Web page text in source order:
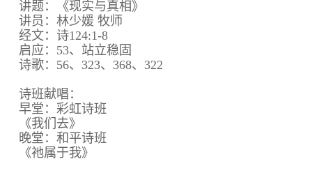
讲题：《现实与真相》
讲员：林少媛 牧师
经文：诗124:1-8
启应：53、站立稳固
诗歌：56、323、368、322
诗班献唱：
早堂：彩虹诗班
《我们去》
晚堂：和平诗班
《祂属于我》